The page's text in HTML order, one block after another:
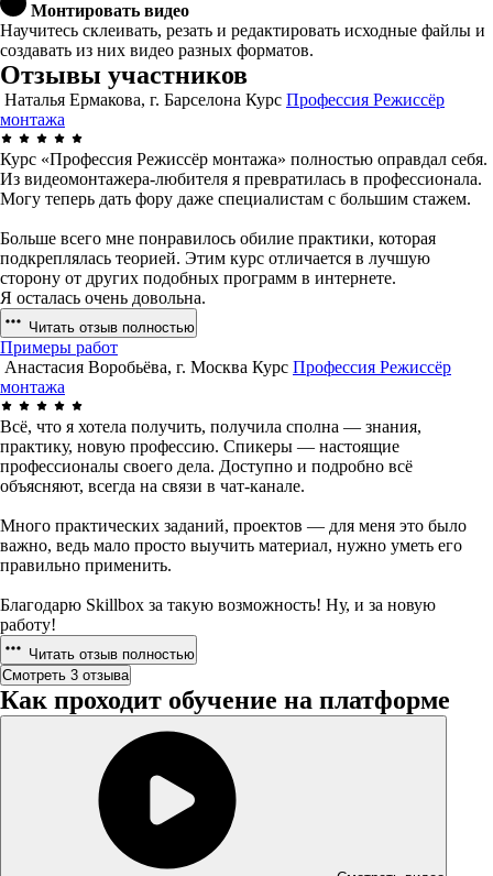
Монтировать видео
Научитесь склеивать, резать и редактировать исходные файлы и
создавать из них видео разных форматов.
Отзывы участников
Наталья Ермакова, г. Барселона Курс Профессия Режиссёр
монтажа
Курс «Профессия Режиссёр монтажа» полностью оправдал себя.
Из видеомонтажера-любителя я превратилась в профессионала.
Могу теперь дать фору даже специалистам с большим стажем.
Больше всего мне понравилось обилие практики, которая
подкреплялась теорией. Этим курс отличается в лучшую
сторону от других подобных программ в интернете.
Я осталась очень довольна.
Читать отзыв полностью
Примеры работ
Анастасия Воробьёва, г. Москва Курс Профессия Режиссёр
монтажа
Всё, что я хотела получить, получила сполна — знания,
практику, новую профессию. Спикеры — настоящие
профессионалы своего дела. Доступно и подробно всё
объясняют, всегда на связи в чат-канале.
Много практических заданий, проектов — для меня это было
важно, ведь мало просто выучить материал, нужно уметь его
правильно применить.
Благодарю Skillbox за такую возможность! Ну, и за новую
работу!
Читать отзыв полностью
Смотреть 3 отзыва
Как проходит обучение на платформе